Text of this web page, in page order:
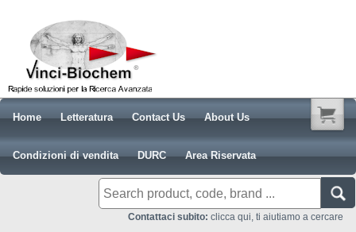
Home Letteratura Contact Us About Us
Condizioni di vendita DURC Area Riservata
Contattaci subito: clicca qui, ti aiutiamo a cercare